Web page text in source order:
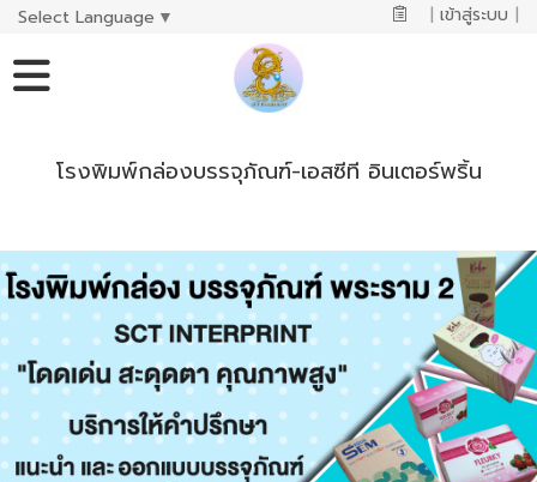
Select Language ▼ | เข้าสู่ระบบ |
โรงพิมพ์กล่องบรรจุภัณฑ์-เอสซีที อินเตอร์พริ้น